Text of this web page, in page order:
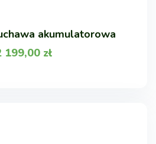
akumulatorowa
199,00 zł